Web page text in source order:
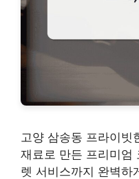
고양 삼송동 프라이빗
재료로 만든 프리미엄
렛 서비스까지 완벽하